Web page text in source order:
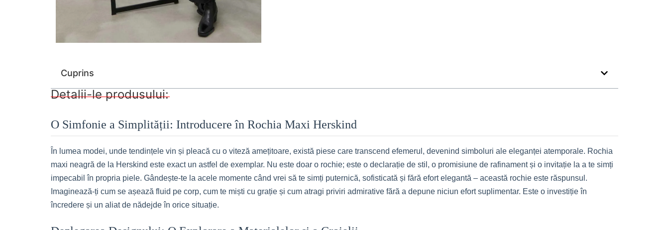
Cuprins
Detalii-le produsului:
O Simfonie a Simplității: Introducere în Rochia Maxi Herskind
În lumea modei, unde tendințele vin și pleacă cu o viteză amețitoare, există piese care transcend efemerul, devenind simboluri ale eleganței atemporale. Rochia
maxi neagră de la Herskind este exact un astfel de exemplar. Nu este doar o rochie; este o declarație de stil, o promisiune de rafinament și o invitație la a te simți
impecabil în propria piele. Gândește-te la acele momente când vrei să te simți puternică, sofisticată și fără efort elegantă – această rochie este răspunsul.
Imaginează-ți cum se așează fluid pe corp, cum te miști cu grație și cum atragi priviri admirative fără a depune niciun efort suplimentar. Este o investiție în
încredere și un aliat de nădejde în orice situație.